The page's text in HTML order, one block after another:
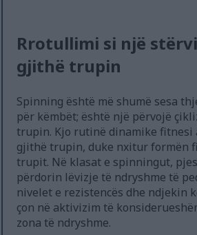
Rrotullimi si një
gjithë trupin
Spinning është më shumë sesa
për këmbët; është një përvojë
trupin. Kjo rutinë dinamike fitnesi
gjithë trupin, duke nxitur formën
trupit. Në klasat e spinningut,
përdorin lëvizje të ndryshme të
nivelet e rezistencës dhe ndjekin
çon në aktivizim të
zona të ndryshme.